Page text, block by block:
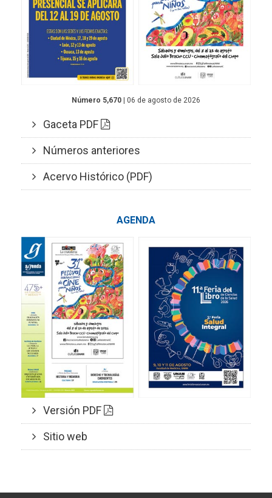
Número 5,670 | 06 de agosto de 2026
Gaceta PDF
Números anteriores
Acervo Histórico (PDF)
AGENDA
Versión PDF
Sitio web